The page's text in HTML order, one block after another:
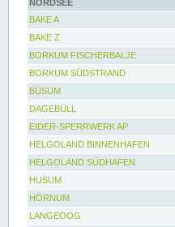
NORDSEE
BAKE A
BAKE Z
BORKUM FISCHERBALJE
BORKUM SÜDSTRAND
BÜSUM
DAGEBÜLL
EIDER-SPERRWERK AP
HELGOLAND BINNENHAFEN
HELGOLAND SÜDHAFEN
HUSUM
HÖRNUM
LANGEOOG